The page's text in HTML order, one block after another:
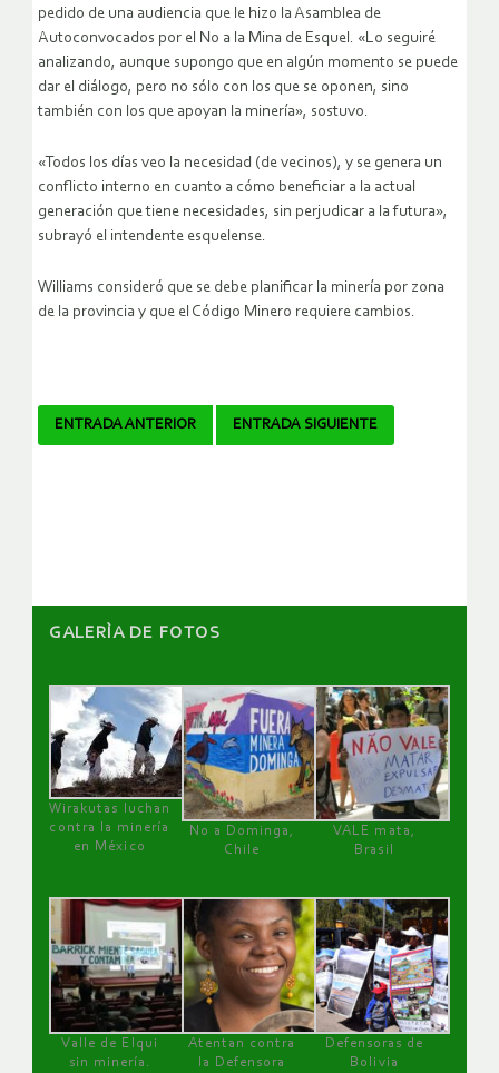
pedido de una audiencia que le hizo la Asamblea de
Autoconvocados por el No a la Mina de Esquel. «Lo seguiré
analizando, aunque supongo que en algún momento se puede
dar el diálogo, pero no sólo con los que se oponen, sino
también con los que apoyan la minería», sostuvo.
«Todos los días veo la necesidad (de vecinos), y se genera un
conflicto interno en cuanto a cómo beneficiar a la actual
generación que tiene necesidades, sin perjudicar a la futura»,
subrayó el intendente esquelense.
Williams consideró que se debe planificar la minería por zona
de la provincia y que el Código Minero requiere cambios.
Navegador
ENTRADA ANTERIOR ENTRADA SIGUIENTE
GALERÌA DE FOTOS
Wirakutas luchan
contra la minería
en México
No a Dominga,
Chile
VALE mata,
Brasil
Valle de Elqui
sin minería.
Atentan contra
la Defensora
Defensoras de
Bolivia